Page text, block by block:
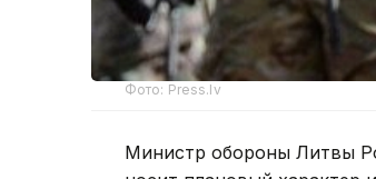
Фото: Press.lv
Министр обороны Литвы